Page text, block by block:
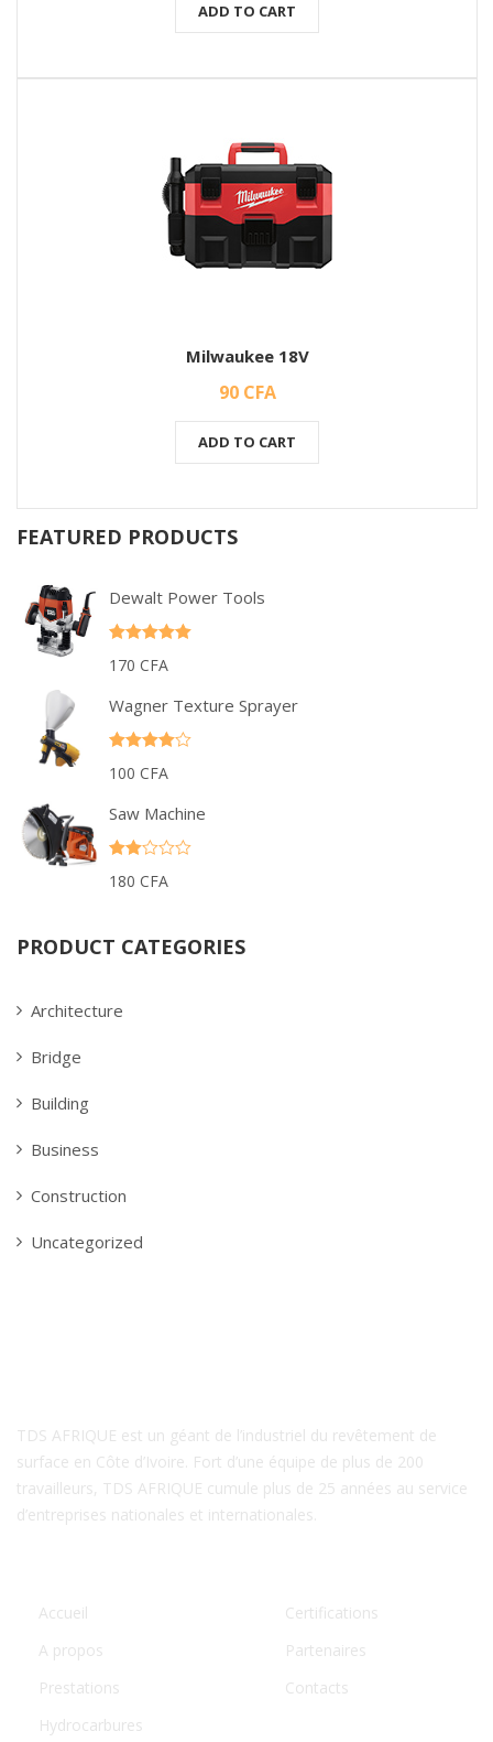
ADD TO CART
Milwaukee 18V
90 CFA
ADD TO CART
FEATURED PRODUCTS
Dewalt Power Tools
out of 5
170 CFA
Wagner Texture Sprayer
4.00 out
100 CFA
Saw Machine
d
180 CFA
PRODUCT CATEGORIES
Architecture
Bridge
Building
Business
Construction
Uncategorized
TDS AFRIQUE est un géant de l’industriel du revêtement de
surface en Côte d’Ivoire. Fort d’une équipe de plus de 200
travailleurs, TDS AFRIQUE cumule plus de 25 années au service
d’entreprises nationales et internationales.
Accueil
A propos
Prestations
Hydrocarbures
Certifications
Partenaires
Contacts